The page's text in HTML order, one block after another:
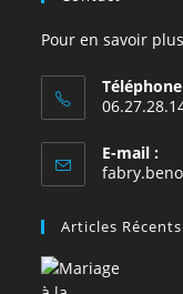
Pour en savoir
E-mail :
Articles Récents